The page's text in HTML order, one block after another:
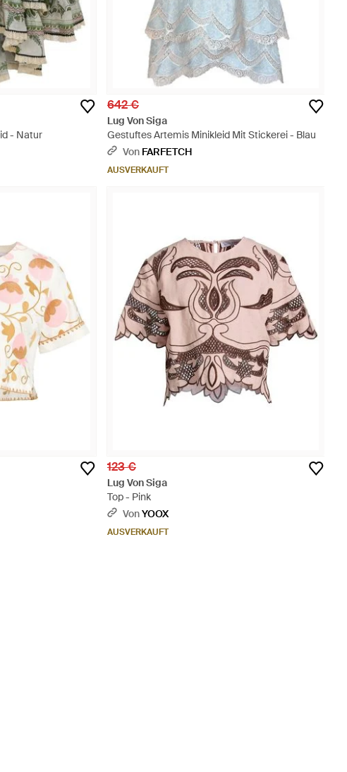
- Natur
642 €
Lug Von Siga
Gestuftes Artemis Minikleid Mit Stickerei - Blau
Von FARFETCH
AUSVERKAUFT
123 €
Lug Von Siga
Top - Pink
VonYOOX
AUSVERKAUFT